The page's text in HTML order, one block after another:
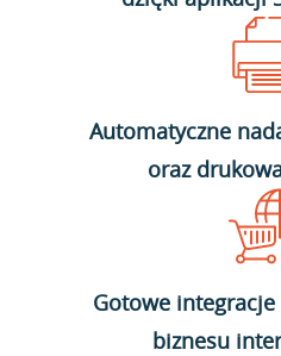
Automatyczne
oraz
Gotowe
biznesu